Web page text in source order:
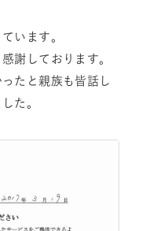
います。
謝しております。
たと親族も皆話し
た。